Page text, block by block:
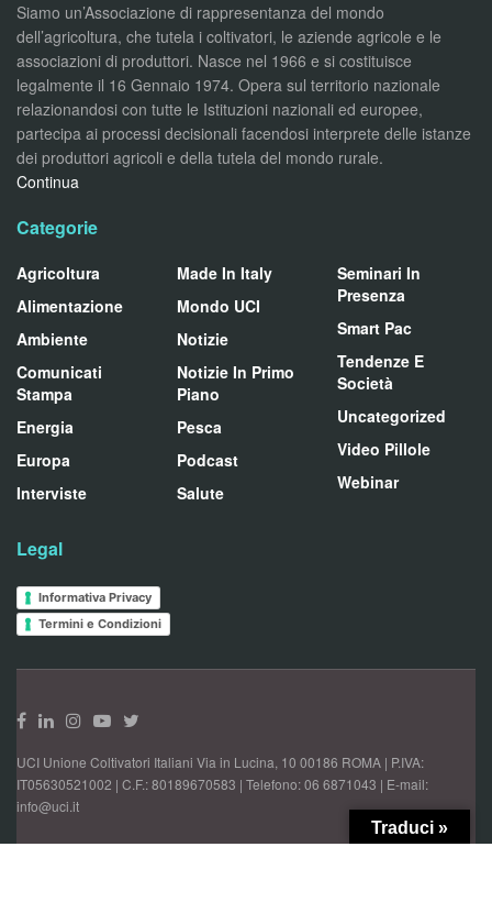
Siamo un’Associazione di rappresentanza del mondo
dell’agricoltura, che tutela i coltivatori, le aziende agricole e le
associazioni di produttori. Nasce nel 1966 e si costituisce
legalmente il 16 Gennaio 1974. Opera sul territorio nazionale
relazionandosi con tutte le Istituzioni nazionali ed europee,
partecipa ai processi decisionali facendosi interprete delle istanze
dei produttori agricoli e della tutela del mondo rurale.
Continua
Categorie
Agricoltura
Alimentazione
Ambiente
Comunicati
Stampa
Energia
Europa
Interviste
Made In Italy
Mondo UCI
Notizie
Notizie In Primo
Piano
Pesca
Podcast
Salute
Seminari In
Presenza
Smart Pac
Tendenze E
Società
Uncategorized
Video Pillole
Webinar
Legal
Informativa Privacy
Termini e Condizioni
UCI Unione Coltivatori Italiani Via in Lucina, 10 00186 ROMA | P.IVA:
IT05630521002 | C.F.: 80189670583 | Telefono: 06 6871043 | E-mail:
info@uci.it
Traduci »